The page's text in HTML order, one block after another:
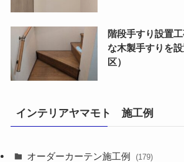
階段手すり設置
な木製手すりを
区）
インテリアヤマモト 施工例
オーダーカーテン施工例 (179)